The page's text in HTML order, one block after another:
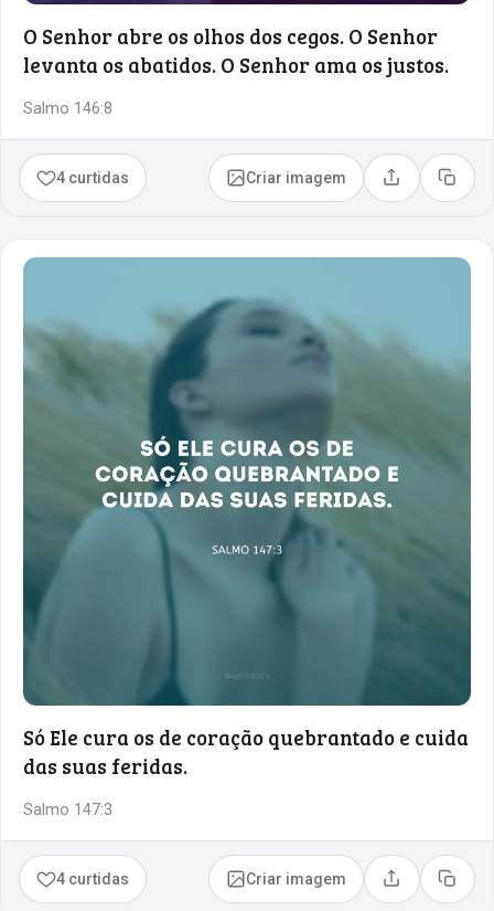
O Senhor abre os olhos dos cegos. O Senhor
levanta os abatidos. O Senhor ama os justos.
Salmo 146:8
4 curtidas Criar imagem Compartilhar
Copiar
Só Ele cura os de coração quebrantado e cuida
das suas feridas.
Salmo 147:3
4 curtidas Criar imagem Compartilhar
Copiar